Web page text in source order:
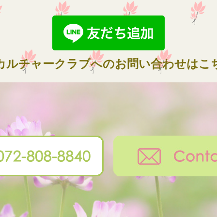
ルチャークラブへのお問い合わせはこ